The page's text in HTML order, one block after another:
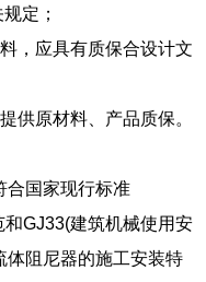
定；
，应具有质保合设计文
供原材料、产品质保。
合国家现行标准
GJ33(建筑机械使用安
体阻尼器的施工安装特